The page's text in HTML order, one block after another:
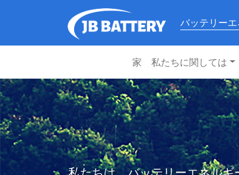
バッテリー
家 私たちに関しては